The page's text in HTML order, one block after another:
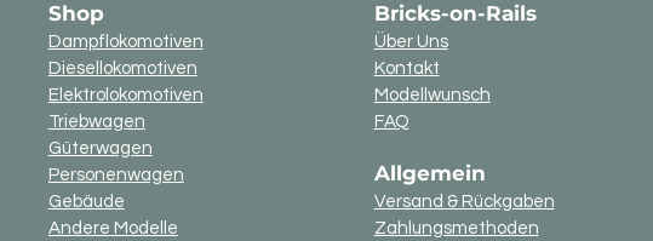
Shop
Dampflokomotiven
Diesellokomotiven
Elektrolokomotiven
Triebwagen
Güterwagen
Personenwagen
Gebäude
Andere Modelle
Bricks-on-Rails
Über Uns
Kontakt
Modellwunsch
FAQ
Allgemein
Versand & Rückgaben
Zahlungsmethoden